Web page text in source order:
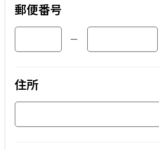
郵便番号
ー
住所